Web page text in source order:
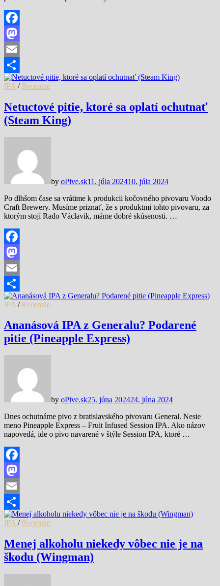
Facebook
Mastodon
Email
Share
IPA / Recenzie
Netuctové pitie, ktoré sa oplatí ochutnať
(Steam King)
by oPive.sk11. júla 202410. júla 2024
Po dlhšom čase sa vrátime k produkcii kočovného pivovaru Voodo
Craft Brewery. Musíme priznať, že s produktmi tohto pivovaru, za
ktorým stojí Rado Václavik, máme dobré skúsenosti. …
Facebook
Mastodon
Email
Share
IPA / Recenzie
Ananásová IPA z Generalu? Podarené
pitie (Pineapple Express)
by oPive.sk25. júna 202424. júna 2024
Dnes ochutnáme pivo z bratislavského pivovaru General. Nesie
meno Pineapple Express – Fruit Infused Session IPA. Ako názov
napovedá, ide o pivo navarené v štýle Session IPA, ktoré …
Facebook
Mastodon
Email
Share
IPA / Recenzie
Menej alkoholu niekedy vôbec nie je na
škodu (Wingman)